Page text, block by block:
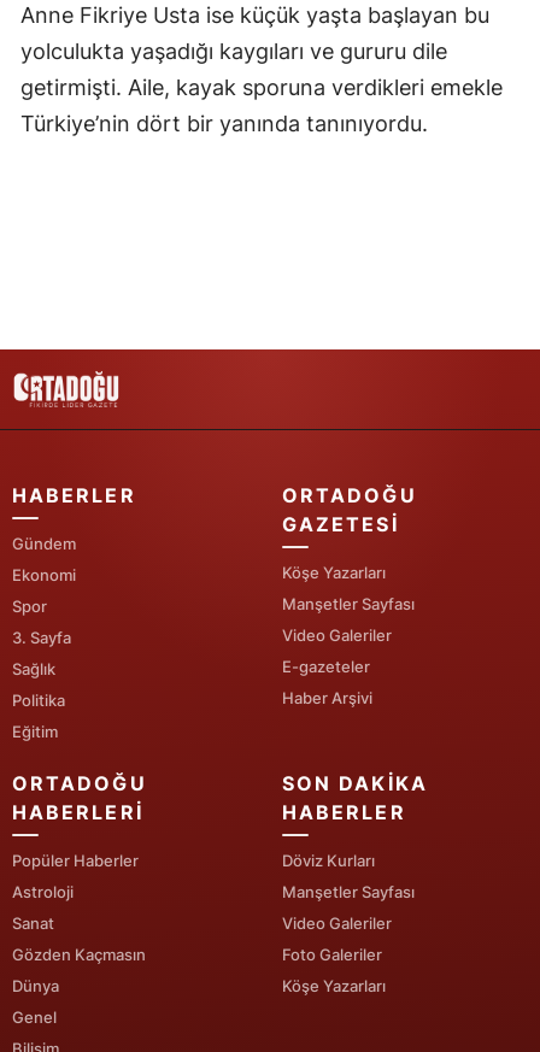
Samsun
Siirt
Sinop
Yozgat
Zonguldak
Aksaray
Bayburt
Kırıkkale
Batman
Şırnak
Bartın
Ardahan
Anne Fikriye Usta ise küçük yaşta başlayan bu
yolculukta yaşadığı kaygıları ve gururu dile
getirmişti. Aile, kayak sporuna verdikleri emekle
Türkiye’nin dört bir yanında tanınıyordu.
HABERLER
Gündem
Ekonomi
Spor
3. Sayfa
Sağlık
Politika
Eğitim
ORTADOĞU
GAZETESI
Köşe Yazarları
Manşetler Sayfası
Video Galeriler
E-gazeteler
Haber Arşivi
ORTADOĞU
HABERLERI
Popüler Haberler
Astroloji
Sanat
Gözden Kaçmasın
Dünya
Genel
Bilişim
SON DAKIKA
HABERLER
Döviz Kurları
Manşetler Sayfası
Video Galeriler
Foto Galeriler
Köşe Yazarları